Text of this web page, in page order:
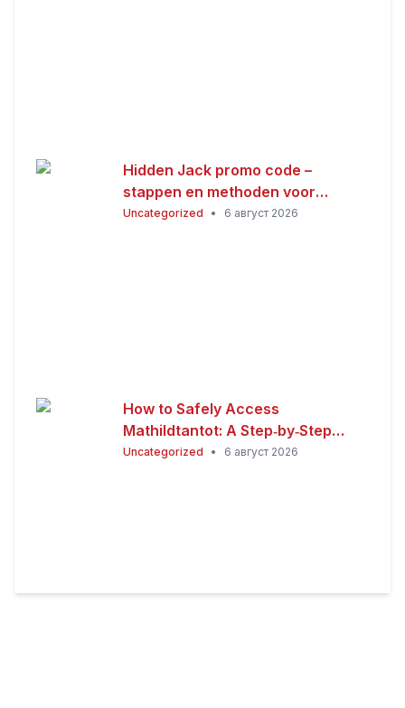
Hidden Jack promo code –
stappen en methoden voor
Nederlandse spelers
Uncategorized • 6 август 2026
How to Safely Access
Mathildtantot: A Step‑by‑Step
Premium Guide
Uncategorized • 6 август 2026